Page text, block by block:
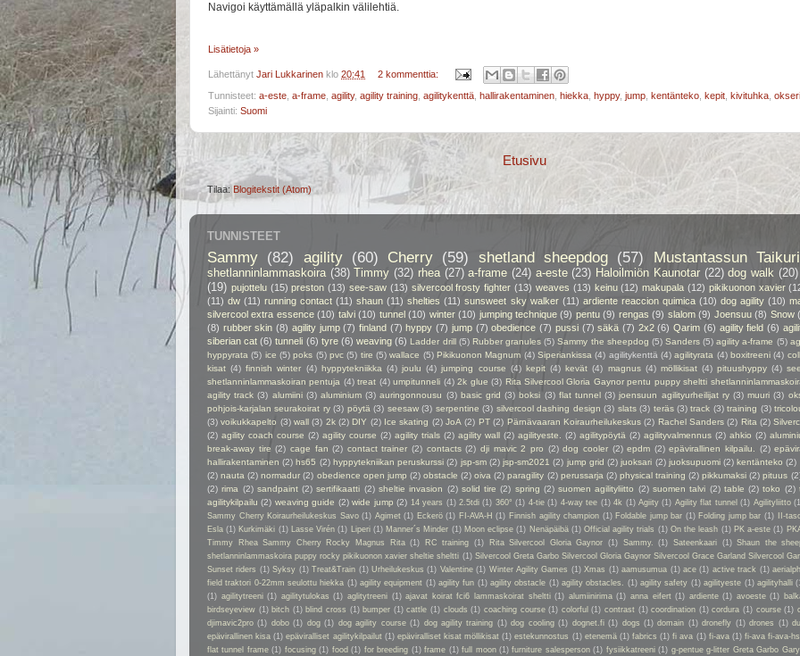
Navigoi käyttämällä yläpalkin välilehtiä.
Lisätietoja »
Lähettänyt Jari Lukkarinen klo 20:41 2 kommenttia:
Tunnisteet: a-este a-frame agility, agility training agilitykenttä hallirakentaminen hiekka hyppy, jump kentänteko kepit kivituhka okseri
Sijainti: Suomi
Etusivu
Tilaa: Blogitekstit (Atom)
TUNNISTEET
Sammy (82) agility (60) Cherry (59) shetland sheepdog (57) Mustantassun Taikuri
shetlanninlammaskoira (38) Timmy (32) rhea (27) a-frame (24) a-este (23) Haloilmiön Kaunotar (22) dog walk (20)
(19) pujottelu (15) preston (13) see-saw (13) silvercool frosty fighter (13) weaves (13) keinu (12) makupala (12) pikikuonon xavier
(11) dw (11) running contact (11) shaun (11) shelties (11) sunsweet sky walker (11) ardiente reaccion quimica (10) dog agility (10)
silvercool extra essence (10) talvi (10) tunnel (10) winter (10) jumping technique (9) pentu (9) rengas (9) slalom (9) Joensuu (8) Snow
(8) rubber skin (8) agility jump (7) finland (7) hyppy (7) jump (7) obedience (7) pussi (7) säkä (7) 2x2 (6) Qarim (6) agility field (6)
siberian cat (6) tunneli (6) tyre (6) weaving (6) Ladder drill (5) Rubber granules (5) Sammy the sheepdog (5) Sanders (5) agility a-frame (5)
hyppyrata (5) ice (5) poks (5) pvc (5) tire (5) wallace (5) Pikikuonon Magnum (4) Siperiankissa (4) agilitykenttä (4) agilityrata (4) boxitreeni (4)
kisat (4) finnish winter (4) hyppytekniikka (4) joulu (4) jumping course (4) kepit (4) kevät (4) magnus (4) möllikisat (4) pituushyppy (4)
shetlanninlammaskoiran pentuja (4) treat (4) umpitunneli (4) 2k glue (3) Rita Silvercool Gloria Gaynor pentu puppy sheltti
agility track (3) alumiini (3) aluminium (3) auringonnousu (3) basic grid (3) boksi (3) flat tunnel (3) joensuun agilityurheilijat ry (3) muuri (3)
pohjois-karjalan seurakoirat ry (3) pöytä (3) seesaw (3) serpentine (3) silvercool dashing design (3) slats (3) teräs (3) track (3) training (3)
(3) voikukkapelto (3) wall (3) 2k (2) DIY (2) Ice skating (2) JoA (2) PT (2) Pärnävaaran Koiraurheilukeskus (2) Rachel Sanders (2) Rita (2)
(2) agility coach course (2) agility course (2) agility trials (2) agility wall (2) agilityeste. (2) agilitypöytä (2) agilityvalmennus (2) ahkio (2)
break-away tire (2) cage fan (2) contact trainer (2) contacts (2) dji mavic 2 pro (2) dog cooler (2) epdm (2) epävirallinen kilpailu. (2)
hallirakentaminen (2) hs65 (2) hyppytekniikan peruskurssi (2) jsp-sm (2) jsp-sm2021 (2) jump grid (2) juoksari (2) juoksupuomi (2) kentänteko (2)
(2) nauta (2) normadur (2) obedience open jump (2) obstacle (2) oiva (2) paragility (2) perussarja (2) physical training (2) pikkumaksi (2) pituus
(2) rima (2) sandpaint (2) sertifikaatti (2) sheltie invasion (2) solid tire (2) spring (2) suomen agilityliitto (2) suomen talvi (2) table (2) toko (2)
agilitykilpailu (2) weaving guide (2) wide jump (2) 14 years (1) 2.5tdi (1) 360° (1) 4-tie (1) 4-way tee (1) 4k (1) Agiity (1) Agility flat tunnel (1) Agilityliitto
Sammy Cherry Koiraurheilukeskus Savo (1) Agimet (1) Eckerö (1) FI-AVA-H (1) Finnish agility champion (1) Foldable jump bar (1) Folding jump bar (1)
II-
Esla (1) Kurkimäki (1) Lasse Virén (1) Liperi (1) Manner´s Minder (1) Moon eclipse (1) Nenäpäibä (1) Official agility trials (1) On the leash (1) PK a-este (1)
Timmy Rhea Sammy Cherry Rocky Magnus Rita (1) RC training (1) Rita Silvercool Gloria Gaynor (1) Sammy. (1) Sateenkaari (1) Shaun the
shetlanninlammaskoira puppy rocky pikikuonon xavier sheltie sheltti (1) Silvercool Greta Garbo Silvercool Gloria Gaynor Silvercool Grace Garland Silvercool
Sunset riders (1) Syksy (1) Treat&Train (1) Urheilukeskus (1) Valentine (1) Winter Agility Games (1) Xmas (1) aamusumua (1) ace (1) active track (1)
field traktori 0-22mm seulottu hiekka (1) agility equipment (1) agility fun (1) agility obstacle (1) agility obstacles. (1) agility safety (1) agilityeste (1) agilityhalli
(1) agilitytreeni (1) agilitytulokas (1) aglitytreeni (1) ajavat koirat fci6 lammaskoirat sheltti (1) alumiinirima (1) anna eifert (1) ardiente (1) avoeste (1)
birdseyeview (1) bitch (1) blind cross (1) bumper (1) cattle (1) clouds (1) coaching course (1) colorful (1) contrast (1) coordination (1) cordura (1) course (1)
djimavic2pro (1) dobo (1) dog (1) dog agility course (1) dog agility training (1) dog cooling (1) dognet.fi (1) dogs (1) domain (1) dronefly (1) drones (1)
epävirallinen kisa (1) epäviralliset agilitykilpailut (1) epäviralliset kisat möllikisat (1) estekunnostus (1) etenemä (1) fabrics (1) fi ava (1) fi-ava (1) fi-ava fi-ava-
flat tunnel frame (1) focusing (1) food (1) for breeding (1) frame (1) full moon (1) furniture salesperson (1) fysiikkatreeni (1) g-pentue g-litter Greta Garbo